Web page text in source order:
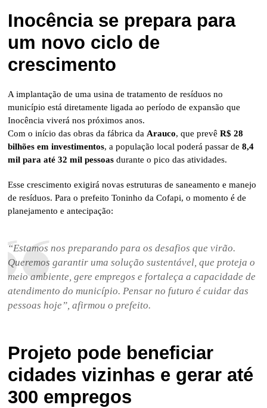
Inocência se prepara para
um novo ciclo de
crescimento
A implantação de uma usina de tratamento de resíduos no
município está diretamente ligada ao período de expansão que
Inocência viverá nos próximos anos.
Com o início das obras da fábrica da Arauco, que prevêR$ 28
bilhões em investimentos, a população local poderá passar de8,4
mil para até 32 mil pessoas durante o pico das atividades.
Esse crescimento exigirá novas estruturas de saneamento e manejo
de resíduos. Para o prefeito Toninho da Cofapi, o momento é de
planejamento e antecipação:
“Estamos nos preparando para os desafios que virão.
Queremos garantir uma solução sustentável, que proteja o
meio ambiente, gere empregos e fortaleça a capacidade de
atendimento do município. Pensar no futuro é cuidar das
pessoas hoje”, afirmou o prefeito.
Projeto pode beneficiar
cidades vizinhas e gerar até
300 empregos